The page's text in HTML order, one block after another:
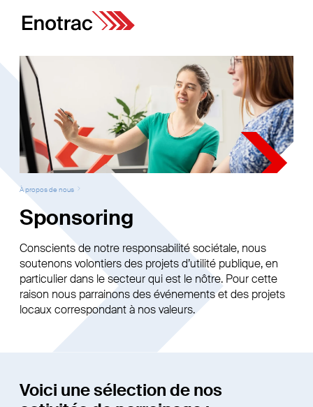
À propos de nous
Sponsoring
Conscients de notre responsabilité sociétale, nous
soutenons volontiers des projets d’utilité publique, en
particulier dans le secteur qui est le nôtre. Pour cette
raison nous parrainons des événements et des projets
locaux correspondant à nos valeurs.
Voici une sélection de nos